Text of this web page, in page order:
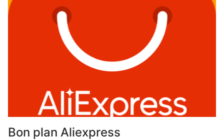
Bon plan Aliexpress